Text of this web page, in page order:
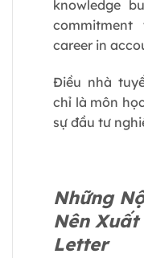
knowledge
career in
Điều nhà
chỉ là môn
sự đầu tư
Những
Nên
Letter